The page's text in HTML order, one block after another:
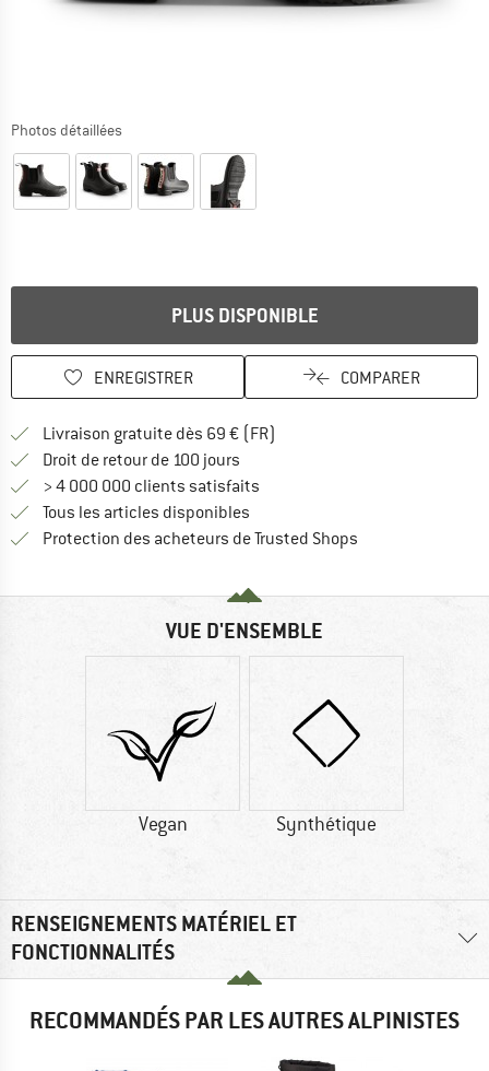
Photos détaillées
PLUS DISPONIBLE
ENREGISTRER COMPARER
Livraison gratuite dès 69 € (FR)
Droit de retour de 100 jours
> 4 000 000 clients satisfaits
Tous les articles disponibles
Protection des acheteurs de Trusted Shops
VUE D'ENSEMBLE
Vegan Synthétique
RENSEIGNEMENTS MATÉRIEL ET
FONCTIONNALITÉS
RECOMMANDÉS PAR LES AUTRES ALPINISTES